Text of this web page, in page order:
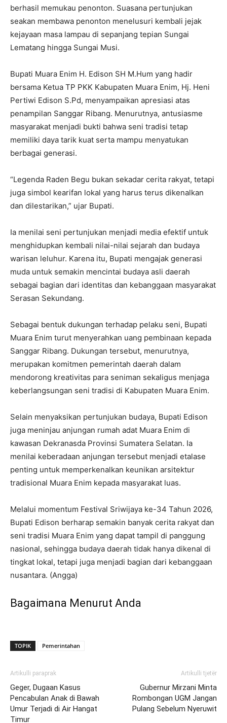
berhasil memukau penonton. Suasana pertunjukan
seakan membawa penonton menelusuri kembali jejak
kejayaan masa lampau di sepanjang tepian Sungai
Lematang hingga Sungai Musi.
Bupati Muara Enim H. Edison SH M.Hum yang hadir
bersama Ketua TP PKK Kabupaten Muara Enim, Hj. Heni
Pertiwi Edison S.Pd, menyampaikan apresiasi atas
penampilan Sanggar Ribang. Menurutnya, antusiasme
masyarakat menjadi bukti bahwa seni tradisi tetap
memiliki daya tarik kuat serta mampu menyatukan
berbagai generasi.
“Legenda Raden Begu bukan sekadar cerita rakyat, tetapi
juga simbol kearifan lokal yang harus terus dikenalkan
dan dilestarikan,” ujar Bupati.
Ia menilai seni pertunjukan menjadi media efektif untuk
menghidupkan kembali nilai-nilai sejarah dan budaya
warisan leluhur. Karena itu, Bupati mengajak generasi
muda untuk semakin mencintai budaya asli daerah
sebagai bagian dari identitas dan kebanggaan masyarakat
Serasan Sekundang.
Sebagai bentuk dukungan terhadap pelaku seni, Bupati
Muara Enim turut menyerahkan uang pembinaan kepada
Sanggar Ribang. Dukungan tersebut, menurutnya,
merupakan komitmen pemerintah daerah dalam
mendorong kreativitas para seniman sekaligus menjaga
keberlangsungan seni tradisi di Kabupaten Muara Enim.
Selain menyaksikan pertunjukan budaya, Bupati Edison
juga meninjau anjungan rumah adat Muara Enim di
kawasan Dekranasda Provinsi Sumatera Selatan. Ia
menilai keberadaan anjungan tersebut menjadi etalase
penting untuk memperkenalkan keunikan arsitektur
tradisional Muara Enim kepada masyarakat luas.
Melalui momentum Festival Sriwijaya ke-34 Tahun 2026,
Bupati Edison berharap semakin banyak cerita rakyat dan
seni tradisi Muara Enim yang dapat tampil di panggung
nasional, sehingga budaya daerah tidak hanya dikenal di
tingkat lokal, tetapi juga menjadi bagian dari kebanggaan
nusantara. (Angga)
Bagaimana Menurut Anda
TOPIK Pemerintahan
Artikulli paraprak
Geger, Dugaan Kasus
Pencabulan Anak di Bawah
Umur Terjadi di Air Hangat
Timur
Artikulli tjetër
Gubernur Mirzani Minta
Rombongan UGM Jangan
Pulang Sebelum Nyeruwit